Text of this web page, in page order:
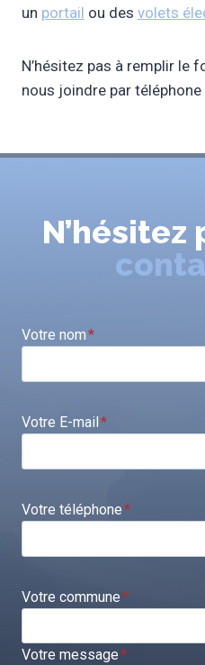
un portail ou des volets
N’hésitez pas à remplir le
nous joindre par téléphone
N’hésitez
Votre nom*
Votre E-mail*
Votre téléphone*
Votre commune*
Votre message*